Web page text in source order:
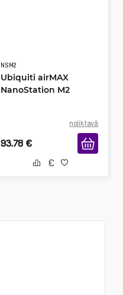
NSM2
Ubiquiti airMAX
NanoStation M2
noliktavā
93.78 €